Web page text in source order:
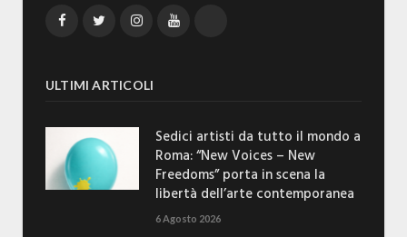
FacebookTwitterInstagramYouTube
ULTIMI ARTICOLI
Sedici artisti da tutto il mondo a
Roma: “New Voices – New
Freedoms” porta in scena la
libertà dell’arte contemporanea
6 Agosto 2026